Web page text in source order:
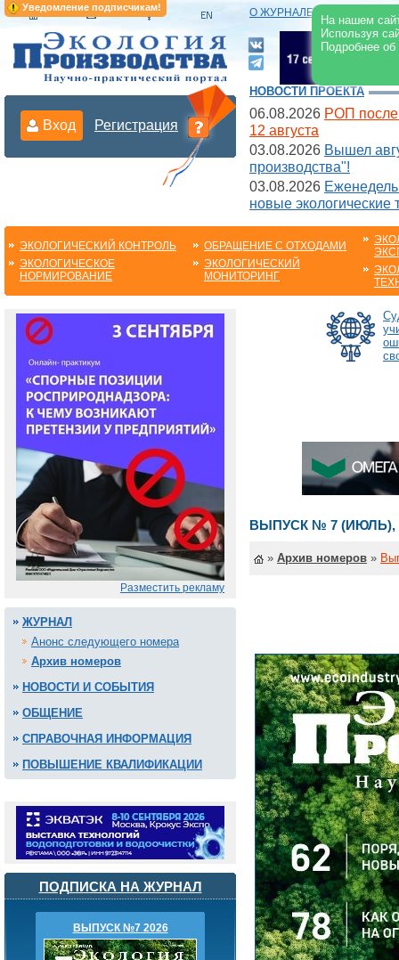
Уведомление подписчикам!
На нашем
Используя
Подробнее
О ЖУРНАЛЕ |
Вход Регистрация
НОВОСТИ ПРОЕКТА
06.08.2026 РОП после
12 августа
03.08.2026 Вышел
производства"!
03.08.2026
новые экологические
ЭКОЛОГИЧЕСКИЙ КОНТРОЛЬ
ЭКОЛОГИЧЕСКОЕ
НОРМИРОВАНИЕ
ОБРАЩЕНИЕ С ОТХОДАМИ
ЭКОЛОГИЧЕСКИЙ
МОНИТОРИНГ
Разместить рекламу
ЖУРНАЛ
Анонс следующего номера
Архив номеров
НОВОСТИ И СОБЫТИЯ
ОБЩЕНИЕ
СПРАВОЧНАЯ ИНФОРМАЦИЯ
ПОВЫШЕНИЕ КВАЛИФИКАЦИИ
ПОДПИСКА НА ЖУРНАЛ
ВЫПУСК №7 2026
ВЫПУСК № 7 (ИЮЛЬ),
» Архив номеров »